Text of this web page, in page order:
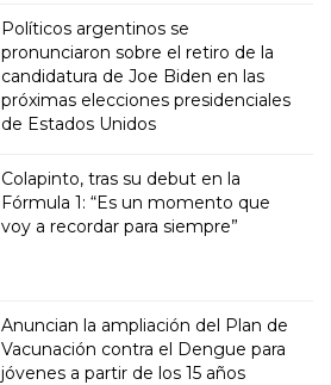
Políticos argentinos se
pronunciaron sobre el retiro de la
candidatura de Joe Biden en las
próximas elecciones presidenciales
de Estados Unidos
Colapinto, tras su debut en la
Fórmula 1: “Es un momento que
voy a recordar para siempre”
Anuncian la ampliación del Plan de
Vacunación contra el Dengue para
jóvenes a partir de los 15 años